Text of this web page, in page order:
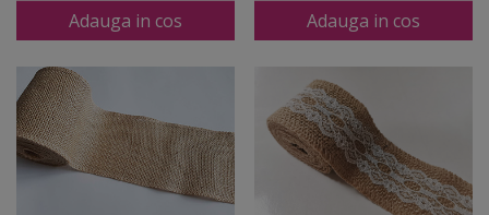
Adauga in cos Adauga in cos